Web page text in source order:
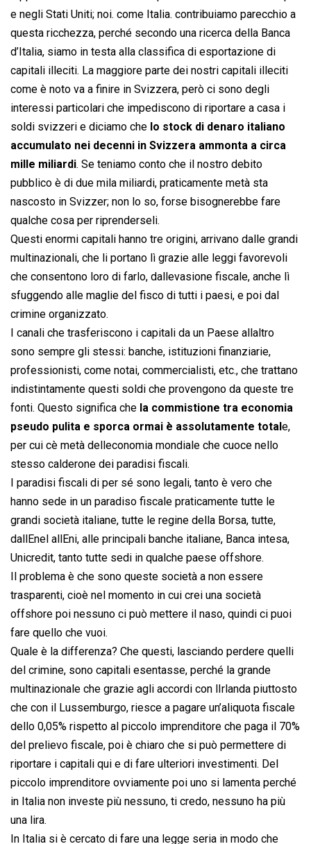
e negli Stati Uniti; noi. come Italia. contribuiamo parecchio a
questa ricchezza, perché secondo una ricerca della Banca
d’Italia, siamo in testa alla classifica di esportazione di
capitali illeciti. La maggiore parte dei nostri capitali illeciti
come è noto va a finire in Svizzera, però ci sono degli
interessi particolari che impediscono di riportare a casa i
soldi svizzeri e diciamo che lo stock di denaro italiano
accumulato nei decenni in Svizzera ammonta a circa
mille miliardi. Se teniamo conto che il nostro debito
pubblico è di due mila miliardi, praticamente metà sta
nascosto in Svizzer; non lo so, forse bisognerebbe fare
qualche cosa per riprenderseli.
Questi enormi capitali hanno tre origini, arrivano dalle grandi
multinazionali, che li portano lì grazie alle leggi favorevoli
che consentono loro di farlo, dallevasione fiscale, anche lì
sfuggendo alle maglie del fisco di tutti i paesi, e poi dal
crimine organizzato.
I canali che trasferiscono i capitali da un Paese allaltro
sono sempre gli stessi: banche, istituzioni finanziarie,
professionisti, come notai, commercialisti, etc., che trattano
indistintamente questi soldi che provengono da queste tre
fonti. Questo significa che la commistione tra economia
pseudo pulita e sporca ormai è assolutamente total e,
per cui cè metà delleconomia mondiale che cuoce nello
stesso calderone dei paradisi fiscali.
I paradisi fiscali di per sé sono legali, tanto è vero che
hanno sede in un paradiso fiscale praticamente tutte le
grandi società italiane, tutte le regine della Borsa, tutte,
dallEnel allEni, alle principali banche italiane, Banca intesa,
Unicredit, tanto tutte sedi in qualche paese offshore.
Il problema è che sono queste società a non essere
trasparenti, cioè nel momento in cui crei una società
offshore poi nessuno ci può mettere il naso, quindi ci puoi
fare quello che vuoi.
Quale è la differenza? Che questi, lasciando perdere quelli
del crimine, sono capitali esentasse, perché la grande
multinazionale che grazie agli accordi con lIrlanda piuttosto
che con il Lussemburgo, riesce a pagare un’aliquota fiscale
dello 0,05% rispetto al piccolo imprenditore che paga il 70%
del prelievo fiscale, poi è chiaro che si può permettere di
riportare i capitali qui e di fare ulteriori investimenti. Del
piccolo imprenditore ovviamente poi uno si lamenta perché
in Italia non investe più nessuno, ti credo, nessuno ha più
una lira.
In Italia si è cercato di fare una legge seria in modo che